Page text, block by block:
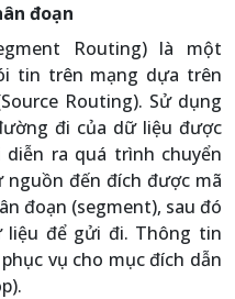
đoạn
Routing) là một
tin trên mạng dựa trên
Routing). Sử dụng
đi của dữ liệu được
ra quá trình chuyển
đến đích được mã
đoạn (segment), sau đó
để gửi đi. Thông tin
vụ cho mục đích dẫn